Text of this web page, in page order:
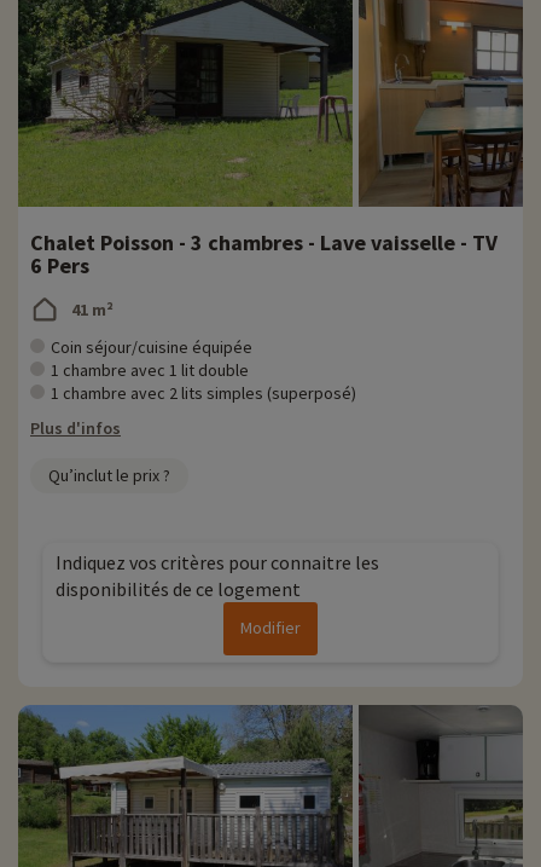
Chalet Poisson - 3 chambres - Lave vaisselle - TV
6 Pers
41 m²
Coin séjour/cuisine équipée
1 chambre avec 1 lit double
1 chambre avec 2 lits simples (superposé)
Plus d'infos
Qu’inclut le prix ?
Indiquez vos critères pour connaitre les
disponibilités de ce logement
Modifier